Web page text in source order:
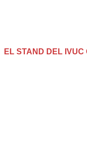
EL STAND DEL